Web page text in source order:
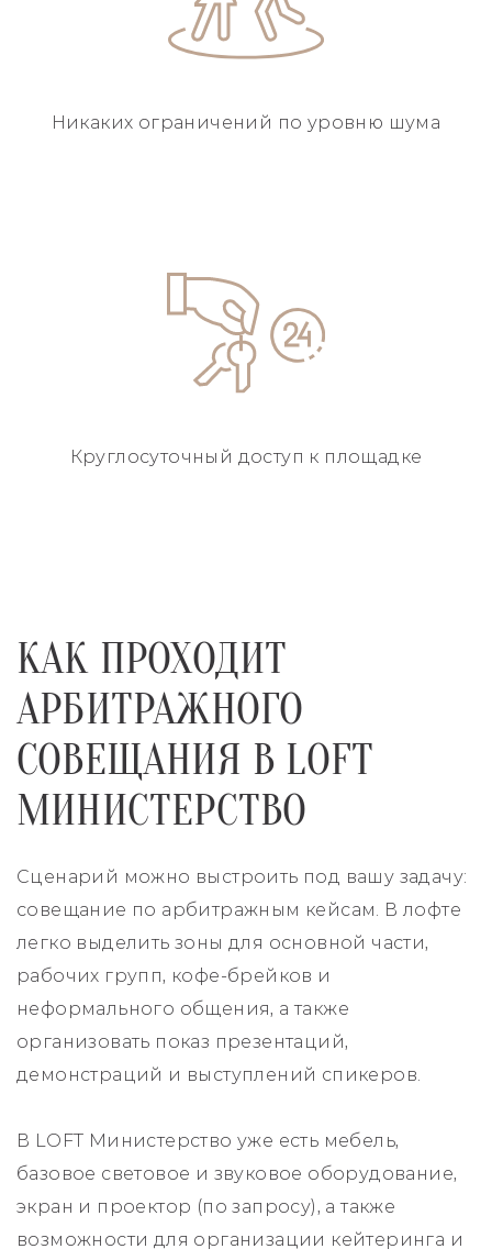
Никаких ограничений по уровню шума
Круглосуточный доступ к площадке
КАК ПРОХОДИТ
АРБИТРАЖНОГО
СОВЕЩАНИЯ В LOFT
МИНИСТЕРСТВО
Сценарий можно выстроить под вашу задачу:
совещание по арбитражным кейсам. В лофте
легко выделить зоны для основной части,
рабочих групп, кофе-брейков и
неформального общения, а также
организовать показ презентаций,
демонстраций и выступлений спикеров.
В LOFT Министерство уже есть мебель,
базовое световое и звуковое оборудование,
экран и проектор (по запросу), а также
возможности для организации кейтеринга и